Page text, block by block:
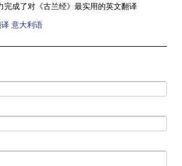
完成了对《古兰经》最实用的英文翻译
意大利语